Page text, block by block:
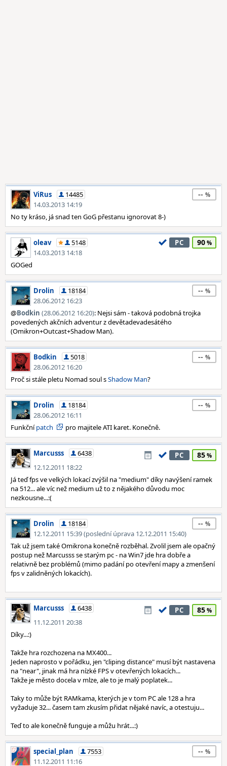
ViRus
14485
14.03.2013 14:19
--
No ty kráso, já snad ten GoG přestanu ignorovat 8-)
oleav
5148
14.03.2013 14:18
PC 90
GOGed
Drolin
18184
28.06.2012 16:23
--
@Bodkin (28.06.2012 16:20): Nejsi sám - taková podobná trojka
povedených akčních adventur z devětadevadesátého
(Omikron+Outcast+Shadow Man).
Bodkin
5018
28.06.2012 16:20
--
Proč si stále pletu Nomad soul sShadow Man?
Drolin
18184
28.06.2012 16:11
--
Funkčnípatch pro majitele ATI karet. Konečně.
Marcusss
6438
12.12.2011 18:22
PC 85
Já teď fps ve velkých lokací zvýšil na "medium" díky navýšení ramek
na 512... ale víc než medium už to z nějakého důvodu moc
nezkousne...:(
Drolin
18184
12.12.2011 15:39 (poslední úprava 12.12.2011 15:40)
--
Tak už jsem také Omikrona konečně rozběhal. Zvolil jsem ale opačný
postup než Marcusss se starým pc - na Win7 jde hra dobře a
relativně bez problémů (mimo padání po otevření mapy a zmenšení
fps v zalidněných lokacích).
Marcusss
6438
11.12.2011 20:38
PC 85
Díky...:)
Takže hra rozchozena na MX400...
Jeden naprosto v pořádku, jen "cliping distance" musí být nastavena
na "near", jinak má hra nízké FPS v otevřených lokacích...
Takže je město docela v mlze, ale to je malý poplatek...
Taky to může být RAMkama, kterých je v tom PC ale 128 a hra
vyžaduje 32... časem tam zkusím přidat nějaké navíc, a otestuju...
Teď to ale konečně funguje a můžu hrát...:)
special_plan
7553
11.12.2011 11:16
--